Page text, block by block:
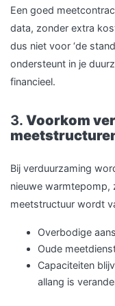
Een goed
data, zonder extra
dus niet voor ‘de
ondersteunt in je
financieel.
3. Voorkom
Bij verduurzaming
nieuwe warmtepomp,
meetstructuur wordt
Overbodige
Oude
Capaciteiten
allang is